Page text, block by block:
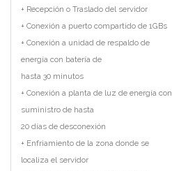
+ Recepción o Traslado del servidor
+ Conexión a puerto compartido de 1GBs
+ Conexión a unidad de respaldo de
energía con batería de
hasta 30 minutos
+ Conexión a planta de luz de energía con
suministro de hasta
20 días de desconexión
+ Enfriamiento de la zona donde se
localiza el servidor